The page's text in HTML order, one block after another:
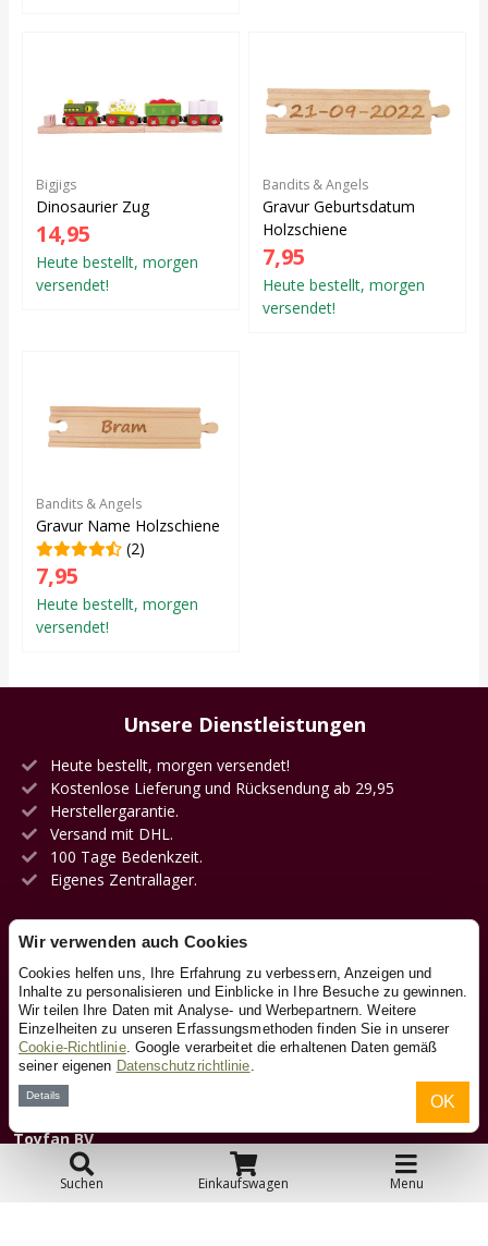
Suchen Einkaufswagen Menu
Bigjigs
Dinosaurier Zug
14,95
Heute bestellt, morgen
versendet!
Bandits & Angels
Gravur Geburtsdatum
Holzschiene
7,95
Heute bestellt, morgen
versendet!
Bandits & Angels
Gravur Name Holzschiene
(2)
7,95
Heute bestellt, morgen
versendet!
Unsere Dienstleistungen
Heute bestellt, morgen versendet!
Kostenlose Lieferung und Rücksendung ab 29,95
Herstellergarantie.
Versand mit DHL.
100 Tage Bedenkzeit.
Eigenes Zentrallager.
Kontakt
Über uns
Toyfan BV
HolzeisenbahnXL.de
Klosterstiege 50
Wir verwenden auch Cookies
Cookies helfen uns, Ihre Erfahrung zu verbessern, Anzeigen und
Inhalte zu personalisieren und Einblicke in Ihre Besuche zu gewinnen.
Wir teilen Ihre Daten mit Analyse- und Werbepartnern. Weitere
Einzelheiten zu unseren Erfassungsmethoden finden Sie in unserer
Cookie-Richtlinie. Google verarbeitet die erhaltenen Daten gemäß
seiner eigenen Datenschutzrichtlinie
Details OK